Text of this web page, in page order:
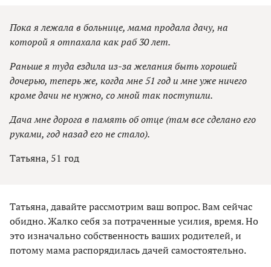
Пока я лежала в больнице, мама продала дачу, на
которой я отпахала как раб 30 лет.
Раньше я туда ездила из-за желания быть хорошей
дочерью, теперь же, когда мне 51 год и мне уже ничего
кроме дачи не нужно, со мной так поступили.
Дача мне дорога в память об отце (там все сделано его
руками, год назад его не стало).
Татьяна, 51 год
Татьяна, давайте рассмотрим ваш вопрос. Вам сейчас
обидно. Жалко себя за потраченные усилия, время. Но
это изначально собственность ваших родителей, и
потому мама распорядилась дачей самостоятельно.